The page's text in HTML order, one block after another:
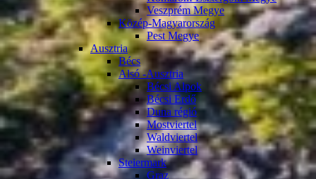
Veszprém Megye
Közép-Magyarország
Pest Megye
Ausztria
Bécs
Alsó -Ausztria
Bécsi Alpok
Bécsi Erdő
Duna régió
Mostviertel
Waldviertel
Weinviertel
Steiermark
Graz